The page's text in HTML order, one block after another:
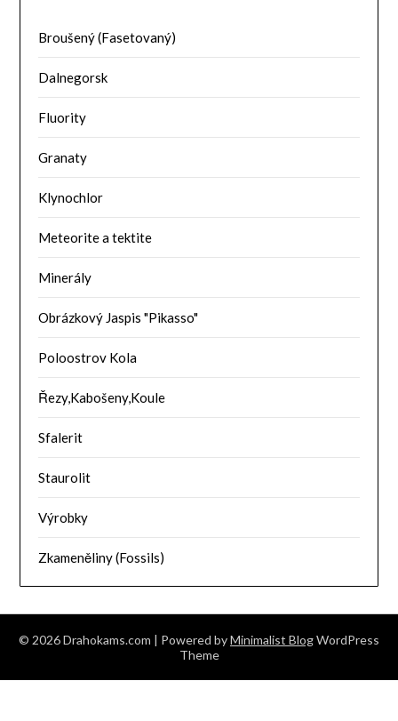
Broušený (Fasetovaný)
Dalnegorsk
Fluority
Granaty
Klynochlor
Meteorite a tektite
Minerály
Obrázkový Jaspis "Pikasso"
Poloostrov Kola
Řezy,Kabošeny,Koule
Sfalerit
Staurolit
Výrobky
Zkameněliny (Fossils)
© 2026 Drahokams.com | Powered byMinimalist BlogWordPress
Theme